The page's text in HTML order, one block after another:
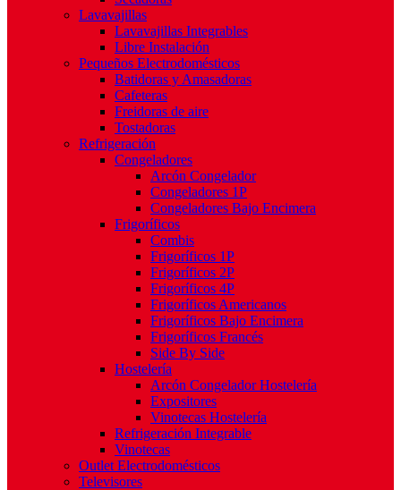
Lavavajillas
Lavavajillas Integrables
Libre Instalación
Pequeños Electrodomésticos
Batidoras y Amasadoras
Cafeteras
Freidoras de aire
Tostadoras
Refrigeración
Congeladores
Arcón Congelador
Congeladores 1P
Congeladores Bajo Encimera
Frigoríficos
Combis
Frigoríficos 1P
Frigoríficos 2P
Frigoríficos 4P
Frigoríficos Americanos
Frigoríficos Bajo Encimera
Frigoríficos Francés
Side By Side
Hostelería
Arcón Congelador Hostelería
Expositores
Vinotecas Hostelería
Refrigeración Integrable
Vinotecas
Outlet Electrodomésticos
Televisores